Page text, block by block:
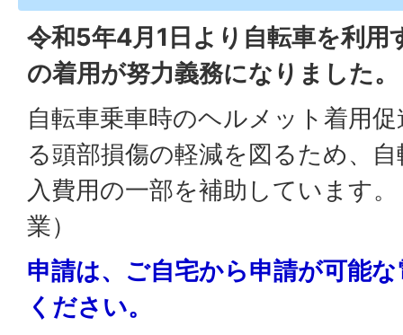
令和5年4月1日より自転車を利
の着用が努力義務になりました。
自転車乗車時のヘルメット着用
る頭部損傷の軽減を図るため、
入費用の一部を補助しています
業）
申請は、ご自宅から申請が可能
ください。